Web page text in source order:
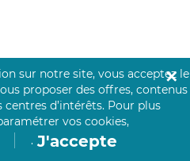
sur notre site, vous acceptez le
proposer des offres, contenus
centres d’intérêts. Pour plus
vos cookies,
. J'accepte
✕